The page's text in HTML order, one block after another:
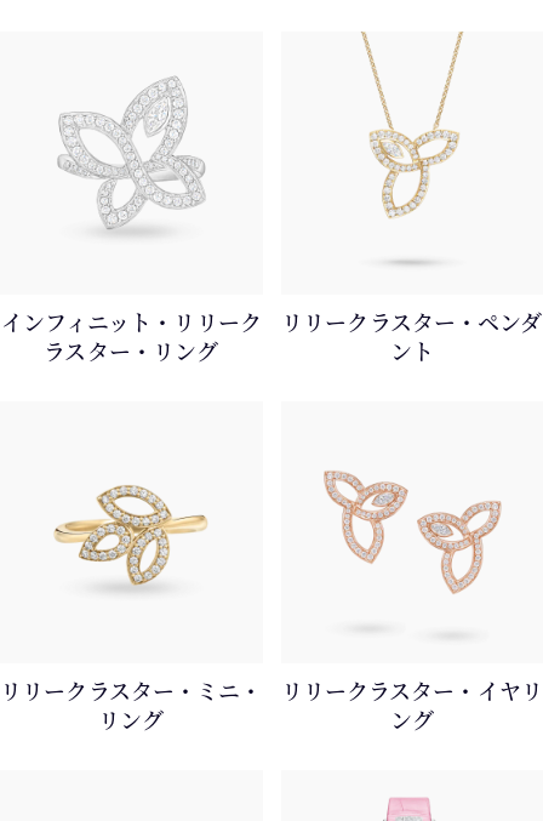
インフィニット・リリーク
ラスター・リング
リリークラスター・ペンダ
ント
リリークラスター・ミニ・
リング
リリークラスター・イヤリ
ング